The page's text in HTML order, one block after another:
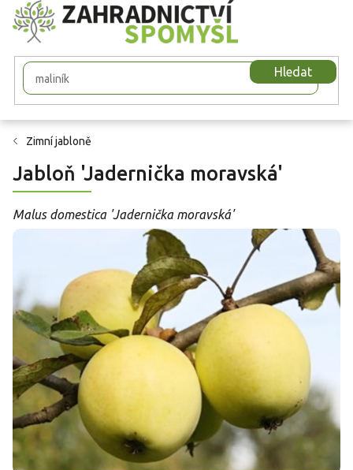
Přejít
na
obsah
Hledat
Zimní jabloně
Jabloň 'Jadernička moravská'
Malus domestica 'Jadernička moravská'